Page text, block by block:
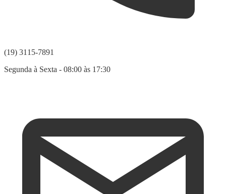
(19) 3115-7891
Segunda à Sexta - 08:00 às 17:30